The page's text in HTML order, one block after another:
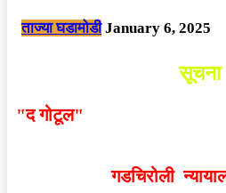
ताज्या घडामोडी January 6, 2025
सूचना
"द गोटूल"
गडचिरोली